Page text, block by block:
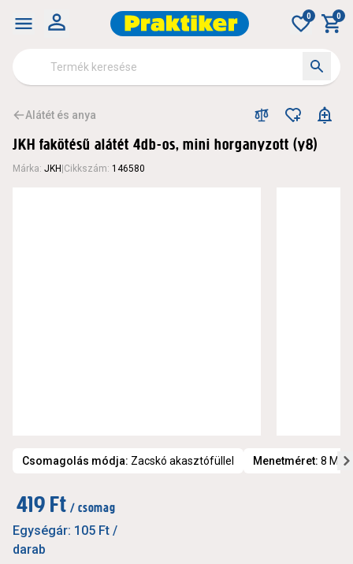
0 0
Alátét és anya
JKH fakötésű alátét 4db-os, mini horganyzott (y8)
Márka: JKH Cikkszám: 146580
Csomagolás módja: Zacskó akasztófüllel Menetméret: 8 M
419 Ft / csomag
Egységár: 105 Ft /
darab